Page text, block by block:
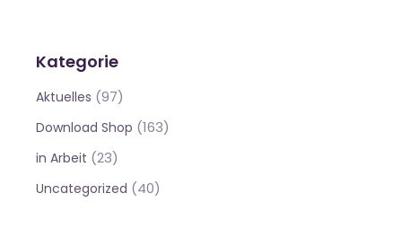
Kategorie
Aktuelles (97)
Download Shop (163)
in Arbeit (23)
Uncategorized (40)